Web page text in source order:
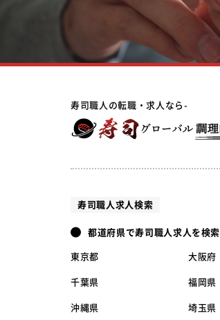
寿司職人の転職・求人なら-
寿司職人求人検索
都道府県で寿司職人求人を検索
東京都 大阪府
千葉県 福岡県
沖縄県 埼玉県